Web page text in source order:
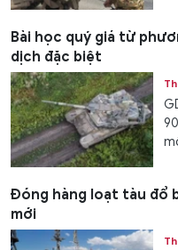
Bài học quý giá từ
dịch đặc biệt
Đóng hàng loạt tàu đổ
mới